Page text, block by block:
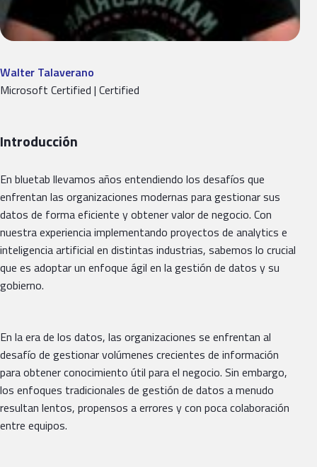
Walter Talaverano
Microsoft Certified | Certified
Introducción
En bluetab llevamos años entendiendo los desafíos que
enfrentan las organizaciones modernas para gestionar sus
datos de forma eficiente y obtener valor de negocio. Con
nuestra experiencia implementando proyectos de analytics e
inteligencia artificial en distintas industrias, sabemos lo crucial
que es adoptar un enfoque ágil en la gestión de datos y su
gobierno.
En la era de los datos, las organizaciones se enfrentan al
desafío de gestionar volúmenes crecientes de información
para obtener conocimiento útil para el negocio. Sin embargo,
los enfoques tradicionales de gestión de datos a menudo
resultan lentos, propensos a errores y con poca colaboración
entre equipos.